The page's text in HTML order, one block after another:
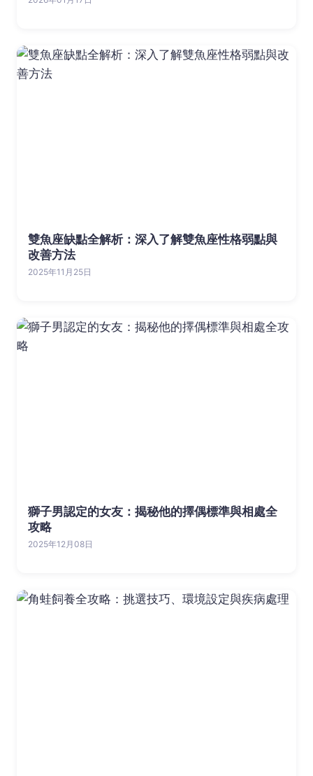
雙魚座缺點全解析：深入了解雙魚座性格弱點與
改善方法
2025年11月25日
獅子男認定的女友：揭秘他的擇偶標準與相處全
攻略
2025年12月08日